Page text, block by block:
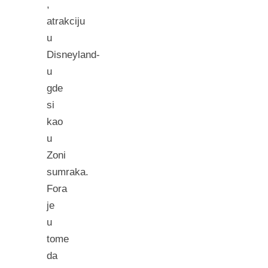
,
atrakciju
u
Disneyland-
u
gde
si
kao
u
Zoni
sumraka.
Fora
je
u
tome
da